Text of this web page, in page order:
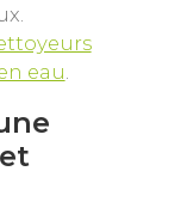
eau.